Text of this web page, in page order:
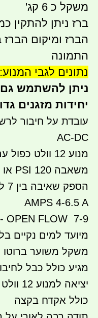
משקל כ 6 קג'
ברז ניתן להתקין
הברז ומיקום
התמונה
נתונים לגבי המנוע:
ניתן להשתמש גם
יחידות מזגנים
AC-DC
מנוע 12 וולט כפול עם שני מצבים הפעלה (חלש/חזק)
משאבה 120 PSI או במידות של 8.3 באר BAR
הספק שאיבה בין 7 ל 9 ליטר מים לדקה LPM
AMPS 4-6.5 A
7-9 LPM - OPEN FLOW
מיועד למים נקיים
משקל משוער ברוטו כ 3 קג - של המנוע
יציאה למנוע 12 וולט DC עם ממיר באמצע כמובן
כולל אקדח בקצה